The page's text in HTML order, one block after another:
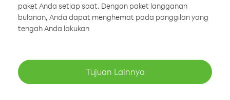
paket Anda setiap saat. Dengan paket langganan
bulanan, Anda dapat menghemat pada panggilan yang
tengah Anda lakukan
Tujuan Lainnya